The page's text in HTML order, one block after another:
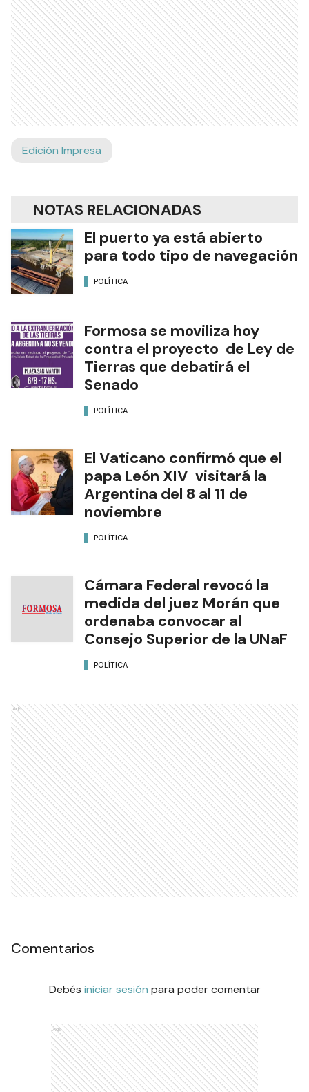
Edición Impresa
NOTAS RELACIONADAS
El puerto ya está abierto
para todo tipo de navegación
POLÍTICA
Formosa se moviliza hoy
contra el proyecto de Ley de
Tierras que debatirá el
Senado
POLÍTICA
El Vaticano confirmó que el
papa León XIV visitará la
Argentina del 8 al 11 de
noviembre
POLÍTICA
Cámara Federal revocó la
medida del juez Morán que
ordenaba convocar al
Consejo Superior de la UNaF
POLÍTICA
Ads
Comentarios
Debés iniciar sesión para poder comentar
Ads